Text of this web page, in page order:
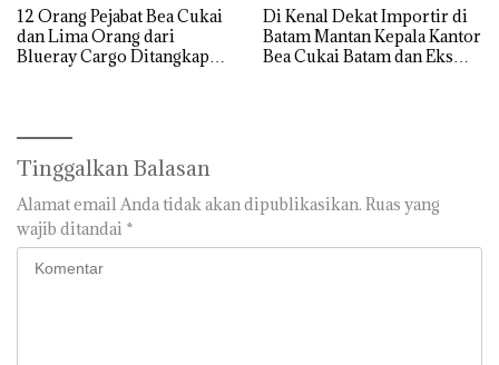
12 Orang Pejabat Bea Cukai
dan Lima Orang dari
Blueray Cargo Ditangkap
Di Kenal Dekat Importir di
Batam Mantan Kepala Kantor
Bea Cukai Batam dan Eks
Tinggalkan Balasan
Alamat email Anda tidak akan dipublikasikan. Ruas yang
wajib ditandai *